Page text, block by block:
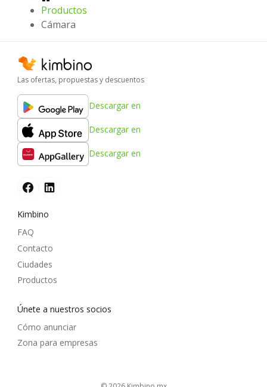
Productos
Cámara
Las ofertas, propuestas y descuentos
Descargar en
Descargar en
Descargar en
Kimbino
FAQ
Contacto
Ciudades
Productos
Únete a nuestros socios
Cómo anunciar
Zona para empresas